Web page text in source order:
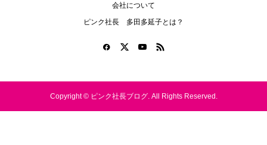
会社について
ピンク社長 多田多延子とは？
Copyright ©ピンク社長ブログ. All Rights Reserved.